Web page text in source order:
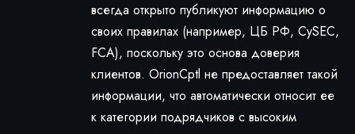
всегда открыто публикуют информацию о
своих правилах (например, ЦБ РФ, CySEC,
FCA), поскольку это основа доверия
клиентов. OrionCptl не предоставляет такой
информации, что автоматически относит ее
к категории подрядчиков с высоким